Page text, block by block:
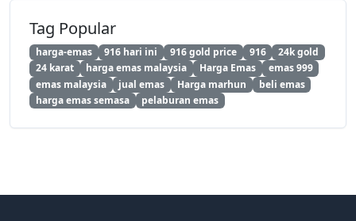
Tag Popular
harga-emas 916 hari ini 916 gold price 916
24k gold
24 karat
harga emas malaysia Harga Emas
emas 999
emas malaysia
jual emas Harga marhun
beli emas
harga emas semasa
pelaburan emas